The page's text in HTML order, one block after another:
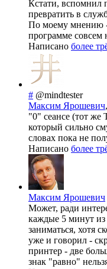
Кстати, вспомнил
превратить в
По моему мнению
программе
Написано более
# @mindtester
Максим Ярошевич
"0" сеансе (тот же
который сильно
словах пока не
Написано более
Максим Ярошевич
Может, ради
каждые 5 минут
заниматься, хотя
уже и говорил -
принтер - две
знак "равно"